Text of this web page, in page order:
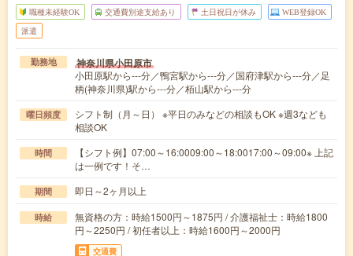
職種未経験OK 交通費別途支給あり 土日祝日が休み WEB登録OK
派遣
勤務地 神奈川県小田原市
小田原駅から---分／鴨宮駅から---分／国府津駅から---分／足
柄(神奈川県)駅から---分／栢山駅から---分
曜日頻度
シフト制（月～日） ※平日のみなどの相談もOK ※週3なども
相談OK
時間
【シフト例】07:00～16:0009:00～18:0017:00～09:00※ 上記
は一例です！そ…
期間 即日～2ヶ月以上
時給
無資格の方：時給1500円～1875円 / 介護福祉士：時給1800
円～2250円 / 初任者以上：時給1600円～2000円
交通費